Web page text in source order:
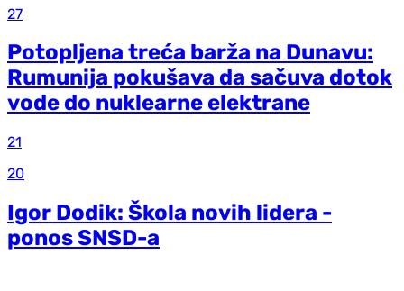
27
Potopljena treća barža na Dunavu:
Rumunija pokušava da sačuva dotok
vode do nuklearne elektrane
21
20
Igor Dodik: Škola novih lidera -
ponos SNSD-a